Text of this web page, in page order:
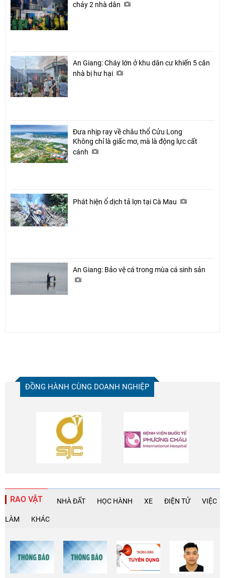
cháy 2 nhà dân
An Giang: Cháy lớn ở khu dân cư khiến 5 căn
nhà bị hư hại
Đưa nhịp ray về châu thổ Cửu Long
Không chỉ là giấc mơ, mà là động lực cất
cánh
Phát hiện ổ dịch tả lợn tại Cà Mau
An Giang: Bảo vệ cá trong mùa cá sinh sản
ĐỒNG HÀNH CÙNG DOANH NGHIỆP
RAO VẶT NHÀ ĐẤT HỌC HÀNH XE ĐIỆN TỬ VIỆC
LÀM KHÁC